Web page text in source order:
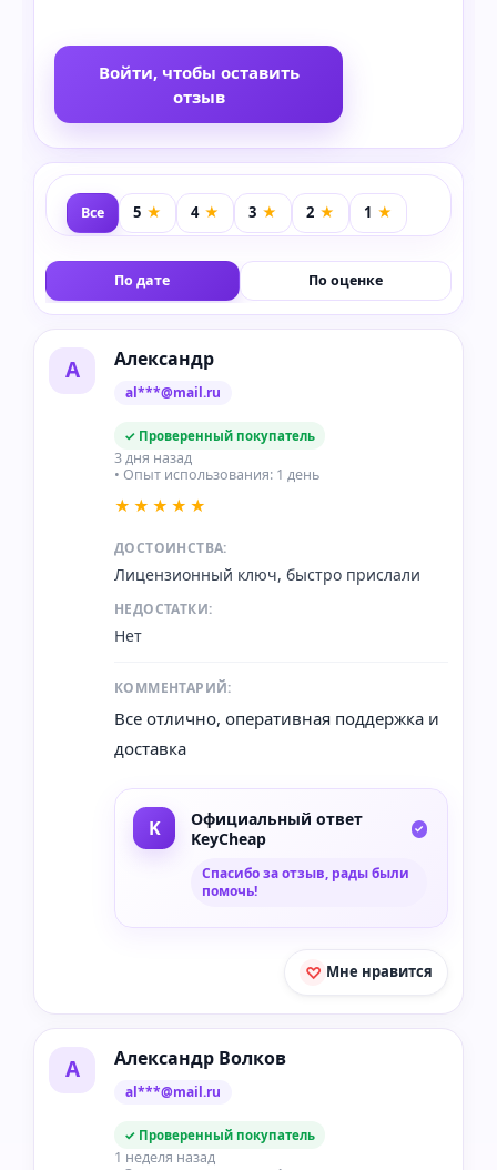
Войти, чтобы оставить
отзыв
Все
По дате По оценке
А Александр
al***@mail.ru
✓ Проверенный покупатель
3 дня назад
• Опыт использования: 1 день
★★★★★
ДОСТОИНСТВА:
Лицензионный ключ, быстро прислали
НЕДОСТАТКИ:
Нет
КОММЕНТАРИЙ:
Все отлично, оперативная поддержка и
доставка
Официальный ответ
KeyCheap
Спасибо за отзыв, рады были
помочь!
Мне нравится
А Александр Волков
al***@mail.ru
✓ Проверенный покупатель
1 неделя назад